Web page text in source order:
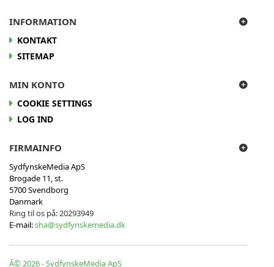
INFORMATION
KONTAKT
SITEMAP
Â© 2026 - SydfynskeMedia ApS
MIN KONTO
COOKIE SETTINGS
LOG IND
FIRMAINFO
SydfynskeMedia ApS
Brogade 11, st.
5700 Svendborg
Danmark
Ring til os på:20293949
E-mail:sha@sydfynskemedia.dk